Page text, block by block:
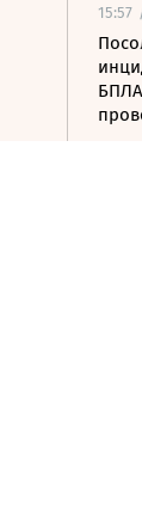
15:57
БПЛА